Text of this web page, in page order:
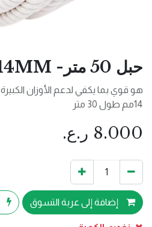
حبل 50 متر- 14MM
هو قوي بما يكفي لدعم الأوزان الكبيرة
14مم طول 30 متر
8.000 ر.ع.
إضافة إلى عربة التسوق